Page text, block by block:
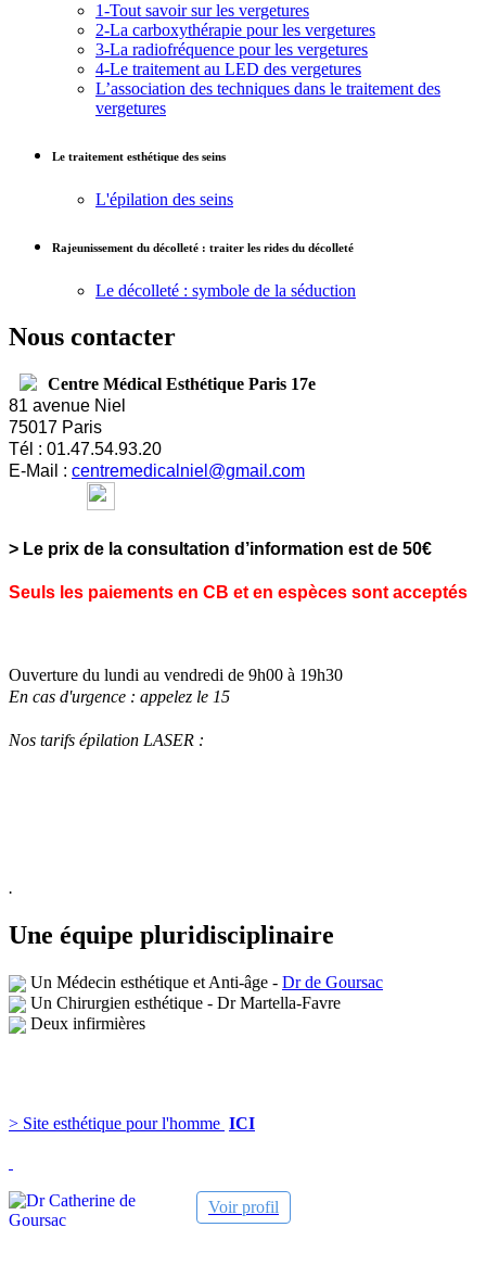
1-Tout savoir sur les vergetures
2-La carboxythérapie pour les vergetures
3-La radiofréquence pour les vergetures
4-Le traitement au LED des vergetures
L’association des techniques dans le traitement des
vergetures
Le traitement esthétique des seins
L'épilation des seins
Rajeunissement du décolleté : traiter les rides du décolleté
Le décolleté : symbole de la séduction
Nous contacter
Centre Médical Esthétique Paris 17e
81 avenue Niel
75017 Paris
Tél : 01.47.54.93.20
E-Mail : centremedicalniel@gmail.com
> Le prix de la consultation d’information est de 50€
Seuls les paiements en CB et en espèces sont acceptés
Ouverture du lundi au vendredi de 9h00 à 19h30
En cas d'urgence : appelez le 15
Nos tarifs épilation LASER :
.
Une équipe pluridisciplinaire
Un Médecin esthétique et Anti-âge - Dr de Goursac
Un Chirurgien esthétique - Dr Martella-Favre
Deux infirmières
> Site esthétique pour l'homme ICI
Voir profil